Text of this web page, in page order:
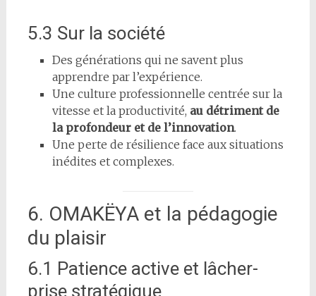
5.3 Sur la société
Des générations qui ne savent plus
apprendre par l’expérience.
Une culture professionnelle centrée sur la
vitesse et la productivité, au détriment de
la profondeur et de l’innovation.
Une perte de résilience face aux situations
inédites et complexes.
6. OMAKËYA et la pédagogie
du plaisir
6.1 Patience active et lâcher-
prise stratégique